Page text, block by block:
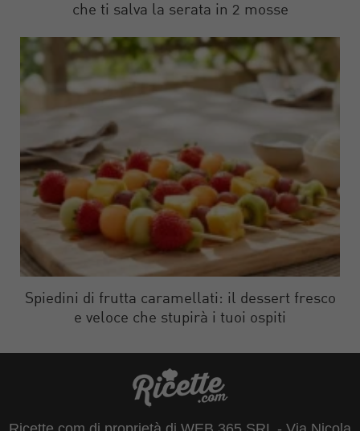
che ti salva la serata in 2 mosse
Spiedini di frutta caramellati: il dessert fresco
e veloce che stupirà i tuoi ospiti